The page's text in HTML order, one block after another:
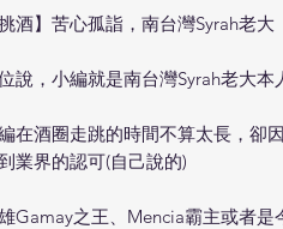
挑酒】苦心孤詣，南台灣Syrah老大
說，小編就是南台灣Syrah老大本
在酒圈走跳的時間不算太長，卻
業界的認可(自己說的)
Gamay之王、Mencia霸主或者是